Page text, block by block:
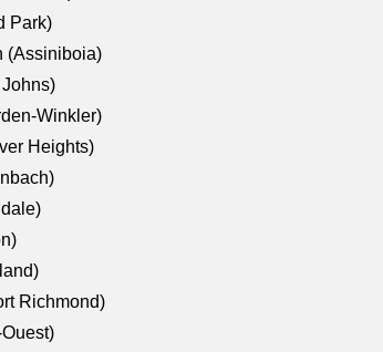
Park)
(Assiniboia)
Winkler)
Heights)
Richmond)